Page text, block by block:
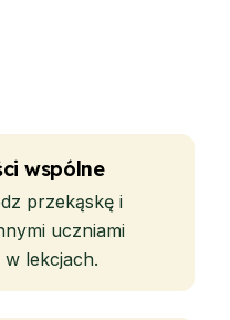
wspólne
przekąskę i
uczniami
lekcjach.